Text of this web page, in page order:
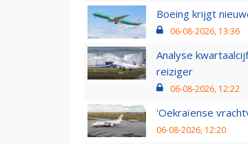
Boeing krijgt
06-08-2026, 13:36
Analyse
reiziger
06-08-2026, 12:22
'Oekraïense
06-08-2026, 12:20